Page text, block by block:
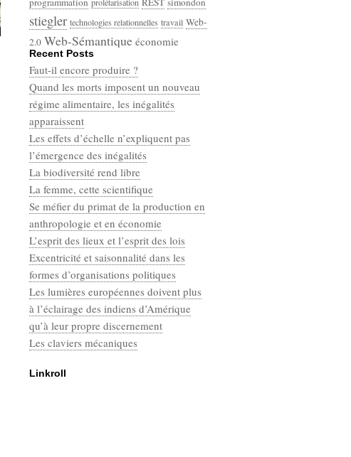
Recent Posts
Faut-il encore produire ?
Quand les morts imposent un nouveau
régime alimentaire, les inégalités
apparaissent
Les effets d’échelle n’expliquent pas
l’émergence des inégalités
La biodiversité rend libre
La femme, cette scientifique
Se méfier du primat de la production en
anthropologie et en économie
L’esprit des lieux et l’esprit des lois
Excentricité et saisonnalité dans les
formes d’organisations politiques
Les lumières européennes doivent plus
à l’éclairage des indiens d’Amérique
qu’à leur propre discernement
Les claviers mécaniques
Linkroll
stiegler technologies relationnelles travail Web-
2.0 Web-Sémantique économie
écriture
Categories
Défaut